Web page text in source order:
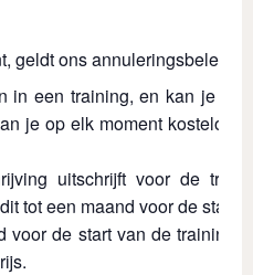
geldt ons annuleringsbeleid:
in een training, en kan je
je op elk moment kosteloos
uitschrijft voor de
tot een maand voor de start
voor de start van de training